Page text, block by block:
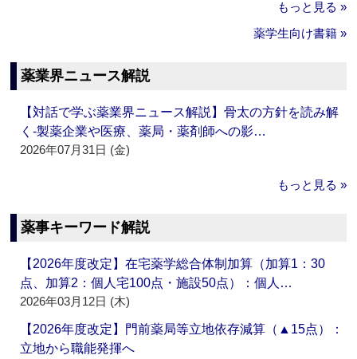
もっと見る »
薬学生向け書籍 »
薬業界ニュース解説
【対話で学ぶ薬業界ニュース解説】骨太の方針を読み解
く‐製薬企業や医療、薬局・薬剤師への影…
2026年07月31日 (金)
もっと見る »
薬事キーワード解説
【2026年度改定】在宅薬学総合体制加算（加算1：30
点、加算2：個人宅100点・施設50点）：個人…
2026年03月12日 (木)
【2026年度改定】門前薬局等立地依存減算（▲15点）：
立地から職能発揮へ